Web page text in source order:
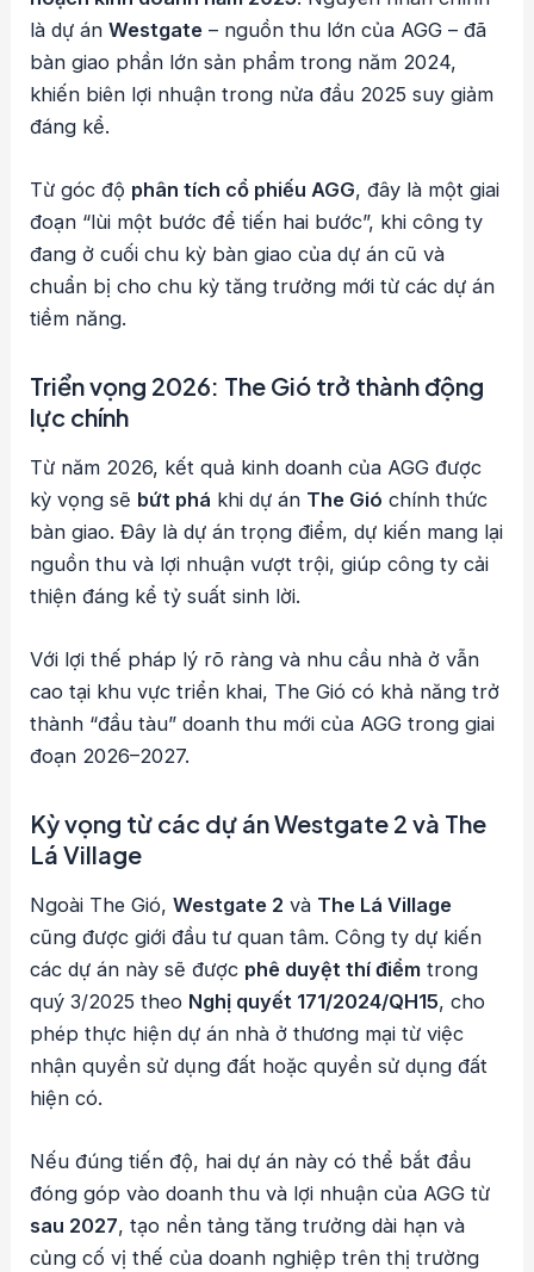
là dự ánWestgate – nguồn thu lớn của AGG – đã
bàn giao phần lớn sản phẩm trong năm 2024,
khiến biên lợi nhuận trong nửa đầu 2025 suy giảm
đáng kể.
Từ góc độ phân tích cổ phiếu AGG, đây là một giai
đoạn “lùi một bước để tiến hai bước”, khi công ty
đang ở cuối chu kỳ bàn giao của dự án cũ và
chuẩn bị cho chu kỳ tăng trưởng mới từ các dự án
tiềm năng.
Triển vọng 2026: The Gió trở thành động
lực chính
Từ năm 2026, kết quả kinh doanh của AGG được
kỳ vọng sẽ bứt phá khi dự án The Gió chính thức
bàn giao. Đây là dự án trọng điểm, dự kiến mang lại
nguồn thu và lợi nhuận vượt trội, giúp công ty cải
thiện đáng kể tỷ suất sinh lời.
Với lợi thế pháp lý rõ ràng và nhu cầu nhà ở vẫn
cao tại khu vực triển khai, The Gió có khả năng trở
thành “đầu tàu” doanh thu mới của AGG trong giai
đoạn 2026–2027.
Kỳ vọng từ các dự án Westgate 2 và The
Lá Village
Ngoài The Gió,Westgate 2 và The Lá Village
cũng được giới đầu tư quan tâm. Công ty dự kiến
các dự án này sẽ được phê duyệt thí điểm trong
quý 3/2025 theo Nghị quyết 171/2024/QH15, cho
phép thực hiện dự án nhà ở thương mại từ việc
nhận quyền sử dụng đất hoặc quyền sử dụng đất
hiện có.
Nếu đúng tiến độ, hai dự án này có thể bắt đầu
đóng góp vào doanh thu và lợi nhuận của AGG từ
sau 2027, tạo nền tảng tăng trưởng dài hạn và
củng cố vị thế của doanh nghiệp trên thị trường